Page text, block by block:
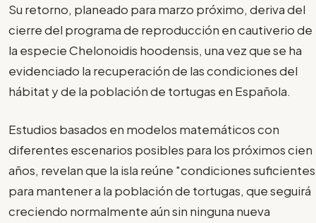
Su retorno, planeado para marzo próximo, deriva del
cierre del programa de reproducción en cautiverio de
la especie Chelonoidis hoodensis, una vez que se ha
evidenciado la recuperación de las condiciones del
hábitat y de la población de tortugas en Española.
Estudios basados en modelos matemáticos con
diferentes escenarios posibles para los próximos cien
años, revelan que la isla reúne "condiciones suficientes
para mantener a la población de tortugas, que seguirá
creciendo normalmente aún sin ninguna nueva